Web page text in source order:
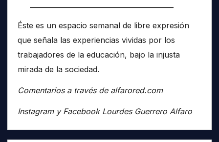
Éste es un espacio semanal de libre expresión
que señala las experiencias vividas por los
trabajadores de la educación, bajo la injusta
mirada de la sociedad.
Comentarios a través de alfarored.com
Instagram y Facebook Lourdes Guerrero Alfaro